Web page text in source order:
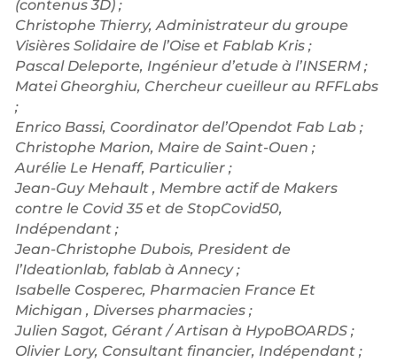
(contenus 3D) ;
Christophe Thierry, Administrateur du groupe
Visières Solidaire de l’Oise et Fablab Kris ;
Pascal Deleporte, Ingénieur d’etude à l’INSERM ;
Matei Gheorghiu, Chercheur cueilleur au RFFLabs
;
Enrico Bassi, Coordinator del’Opendot Fab Lab ;
Christophe Marion, Maire de Saint-Ouen ;
Aurélie Le Henaff, Particulier ;
Jean-Guy Mehault , Membre actif de Makers
contre le Covid 35 et de StopCovid50,
Indépendant ;
Jean-Christophe Dubois, President de
l’Ideationlab, fablab à Annecy ;
Isabelle Cosperec, Pharmacien France Et
Michigan , Diverses pharmacies ;
Julien Sagot, Gérant / Artisan à HypoBOARDS ;
Olivier Lory, Consultant financier, Indépendant ;